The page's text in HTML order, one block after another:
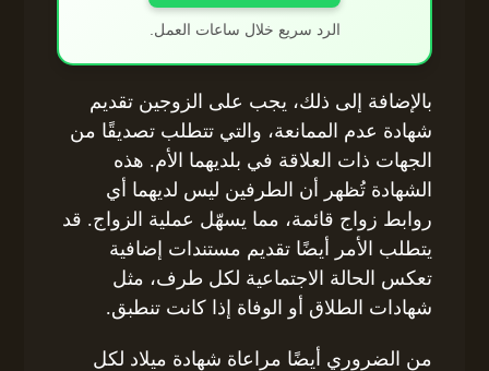
الرد سريع خلال ساعات العمل.
بالإضافة إلى ذلك، يجب على الزوجين تقديم
شهادة عدم الممانعة، والتي تتطلب تصديقًا من
الجهات ذات العلاقة في بلديهما الأم. هذه
الشهادة تُظهر أن الطرفين ليس لديهما أي
روابط زواج قائمة، مما يسهّل عملية الزواج. قد
يتطلب الأمر أيضًا تقديم مستندات إضافية
تعكس الحالة الاجتماعية لكل طرف، مثل
شهادات الطلاق أو الوفاة إذا كانت تنطبق.
من الضروري أيضًا مراعاة شهادة ميلاد لكل